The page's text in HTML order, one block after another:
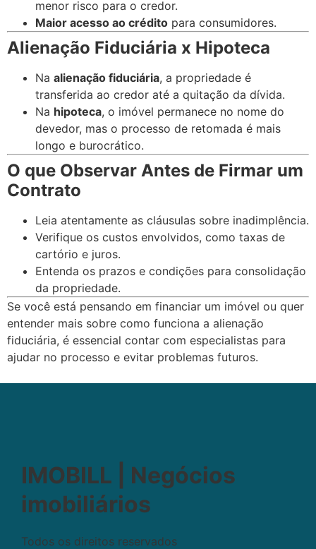
menor risco para o credor.
Maior acesso ao crédito para consumidores.
Alienação Fiduciária x Hipoteca
Na alienação fiduciária, a propriedade é
transferida ao credor até a quitação da dívida.
Na hipoteca, o imóvel permanece no nome do
devedor, mas o processo de retomada é mais
longo e burocrático.
O que Observar Antes de Firmar um
Contrato
Leia atentamente as cláusulas sobre inadimplência.
Verifique os custos envolvidos, como taxas de
cartório e juros.
Entenda os prazos e condições para consolidação
da propriedade.
Se você está pensando em financiar um imóvel ou quer
entender mais sobre como funciona a alienação
fiduciária, é essencial contar com especialistas para
ajudar no processo e evitar problemas futuros.
IMOBILL | Negócios
imobiliários
Todos os direitos reservados